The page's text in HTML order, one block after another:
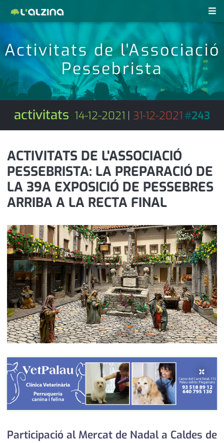
notícies
últimes notícies
activitats
agenda
empresa
entrevista
medi ambient
opinió
política
promo serveis
reportatge
salut
serveis
societat
successos
revistes pdf
anunciants
subscripció
contacte
farmàcies
calendari
Activitats de l'Associació
Pessebrista
activitats 14-12-2021 | 31-12-2021#243
ACTIVITATS DE L'ASSOCIACIÓ
PESSEBRISTA: LA PREPARACIÓ DE
LA 39A EXPOSICIÓ DE PESSEBRES
ARRIBA A LA RECTA FINAL
×
Participació al Mercat de Nadal a Caldes de